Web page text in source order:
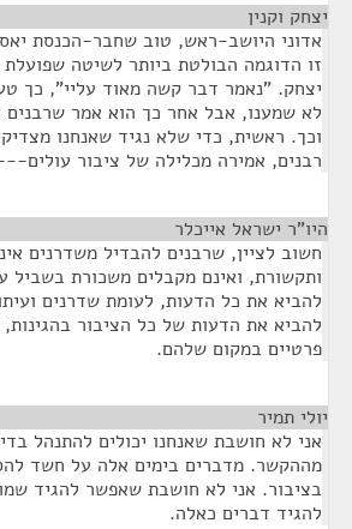
יצחק וקנין
אדוני היושב-ראש, טוב שחבר-הכנסת
זו הדוגמה הבולטת ביותר לשיטה שפועלת
יצחק. "נאמר דבר קשה מאוד עליי", כך
לא שמענו, אבל אחר כך הוא אמר שרבנים
וכך. ראשית, כדי שלא נגיד שאנחנו
רבנים, אמירה מכלילה של ציבור
היו"ר ישראל אייכלר
חשוב לציין, שרבנים להבדיל משדרנים
ותקשורת, ואינם מקבלים משכורת בשביל
להביא את כל הדעות, לעומת שדרנים
להביא את הדעות של כל הציבור בהגינות,
פרטיים במקום שלהם.
יולי תמיר
אני לא חושבת שאנחנו יכולים להתנהל
מההקשר. מדברים בימים אלה על חשד
בציבור. אני לא חושבת שאפשר להגיד
להגיד דברים כאלה.